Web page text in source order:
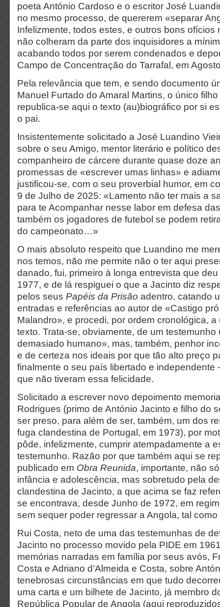
poeta António Cardoso e o escritor José
no mesmo processo, de quererem «separar
Infelizmente, todos estes, e outros bons ofícios
não colheram da parte dos inquisidores a
acabando todos por serem condenados e
Campo de Concentração do Tarrafal, em
Pela relevância que tem, e sendo documento
Manuel Furtado do Amaral Martins, o único
republica-se aqui o texto (au)biográfico por si
o pai.
Insistentemente solicitado a José Luandino
sobre o seu Amigo, mentor literário e político
companheiro de cárcere durante quase doze
promessas de «escrever umas linhas» e
justificou-se, com o seu proverbial humor, em
9 de Julho de 2025: «Lamento não ter mais a
para te Acompanhar nesse labor em defesa
também os jogadores de futebol se podem
do campeonato…»
O mais absoluto respeito que Luandino me
nos temos, não me permite não o ter aqui
danado, fui, primeiro à longa entrevista que
1977, e de lá respiguei o que a Jacinto diz
pelos seus Papéis da Prisão adentro, catando
entradas e referências ao autor de «Castigo
Malandro», e procedi, por ordem cronológica,
texto. Trata-se, obviamente, de um testemunho
demasiado humano», mas, também, penhor
e de certeza nos ideais por que tão alto preço
finalmente o seu país libertado e
que não tiveram essa felicidade.
Solicitado a escrever novo depoimento
Rodrigues (primo de António Jacinto e filho do
ser preso, para além de ser, também, um dos
fuga clandestina de Portugal, em 1973), por
pôde, infelizmente, cumprir atempadamente a
testemunho. Razão por que também aqui se
publicado em Obra Reunida, importante, não
infância e adolescência, mas sobretudo pela
clandestina de Jacinto, a que acima se faz
se encontrava, desde Junho de 1972, em
sem sequer poder regressar a Angola, tal
Rui Costa, neto de uma das testemunhas de
Jacinto no processo movido pela PIDE em
memórias narradas em família por seus avós,
Costa e Adriano d’Almeida e Costa, sobre
tenebrosas circunstâncias em que tudo
uma carta e um bilhete de Jacinto, já membro
República Popular de Angola (aqui